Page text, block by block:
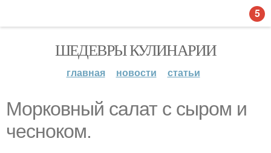
ШЕДЕВРЫ КУЛИНАРИИ
главная новости статьи
Морковный салат с сыром и
чесноком.
5